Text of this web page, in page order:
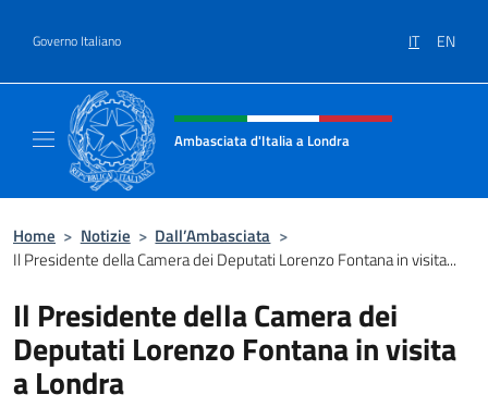
Governo Italiano IT EN
Intestazione sito, social e menù
Ambasciata d'Italia a Londra
Home > Notizie > Dall’Ambasciata >
Il Presidente della Camera dei Deputati Lorenzo Fontana in visita...
Il Presidente della Camera dei
Deputati Lorenzo Fontana in visita
a Londra